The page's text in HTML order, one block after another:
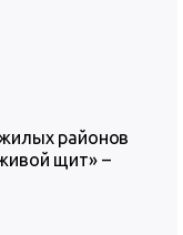
районов
щит» –